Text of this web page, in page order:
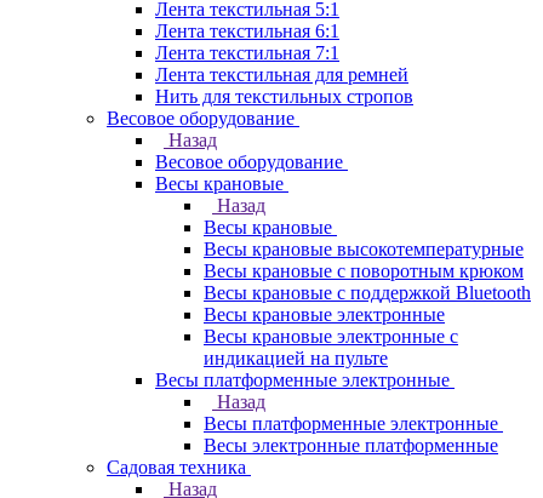
Лента текстильная 5:1
Лента текстильная 6:1
Лента текстильная 7:1
Лента текстильная для ремней
Нить для текстильных стропов
Весовое оборудование
Назад
Весовое оборудование
Весы крановые
Назад
Весы крановые
Весы крановые высокотемпературные
Весы крановые с поворотным крюком
Весы крановые с поддержкой Bluetooth
Весы крановые электронные
Весы крановые электронные с
индикацией на пульте
Весы платформенные электронные
Назад
Весы платформенные электронные
Весы электронные платформенные
Садовая техника
Назад